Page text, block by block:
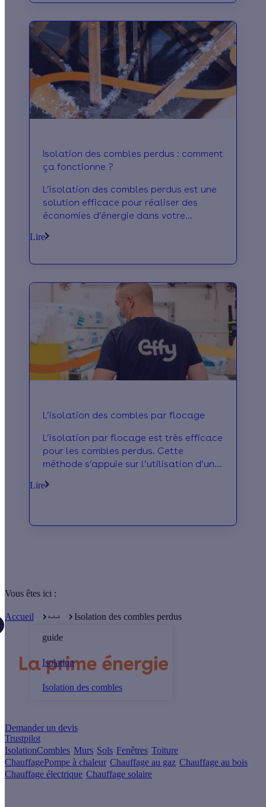
Isolation des combles perdus : comment
ça fonctionne ?
L’isolation des combles perdus est une
solution efficace pour réaliser des
économies d’énergie dans votre
réduire vos factures
Lire
L’isolation des combles par flocage
L’isolation par flocage est très efficace
pour les combles perdus. Cette
méthode s’appuie sur l’utilisation d’un
opération très technique doit être mise
Lire
Vous êtes ici :
Accueil . . .
guide
Isolation
Isolation des combles
Isolation des combles perdus
Demander un devis
Trustpilot
IsolationCombles Murs Sols Fenêtres Toiture
ChauffagePompe à chaleur Chauffage au gaz Chauffage au bois
Chauffage électrique Chauffage solaire